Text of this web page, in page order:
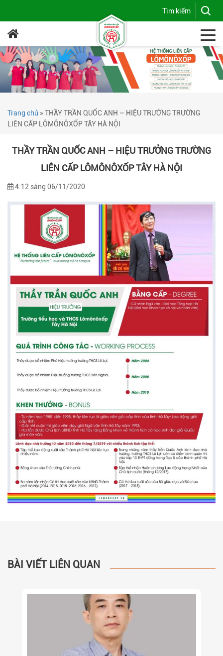
Trang chủ » THẦY TRẦN QUỐC ANH – HIỆU TRƯỞNG TRƯỜNG
LIÊN CẤP LÔMÔNÔXỐP TÂY HÀ NỘI
THẦY TRẦN QUỐC ANH – HIỆU TRƯỞNG TRƯỜNG
LIÊN CẤP LÔMÔNÔXỐP TÂY HÀ NỘI
4:12 sáng 06/11/2020
BÀI VIẾT LIÊN QUAN